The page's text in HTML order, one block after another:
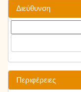
Διεύθυνση
Περιφέρειες